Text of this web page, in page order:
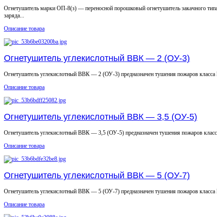
Огнетушитель марки ОП-8(з) — переносной порошковый огнетушитель закачного
заряда...
Описание товара
Огнетушитель углекислотный ВВК — 2 (ОУ-3)
Огнетушитель углекислотный ВВК — 2 (ОУ-3) предназначен тушения пожаров класса
Описание товара
Огнетушитель углекислотный ВВК — 3,5 (ОУ-5)
Огнетушитель углекислотный ВВК — 3,5 (ОУ-5) предназначен тушения пожаров
Описание товара
Огнетушитель углекислотный ВВК — 5 (ОУ-7)
Огнетушитель углекислотный ВВК — 5 (ОУ-7) предназначен тушения пожаров класса
Описание товара